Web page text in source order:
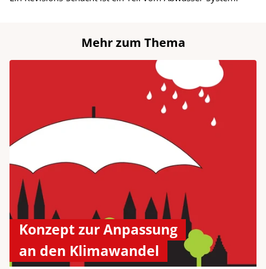
Mehr zum Thema
Konzept zur Anpassung
an den Klimawandel